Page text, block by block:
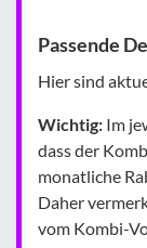
Passende
Hier sind
Wichtig: Im
dass der
monatliche
Daher
vom Kombi-